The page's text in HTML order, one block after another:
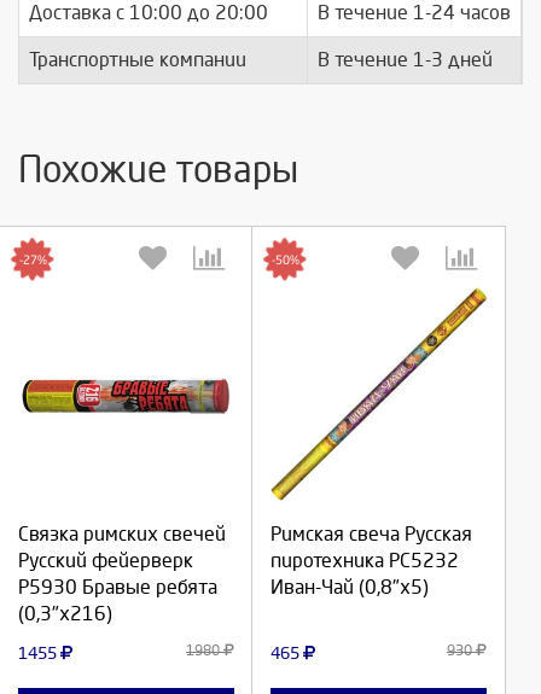
Доставка c 10:00 до 20:00 В течение 1-24 часов
Транспортные компании В течение 1-3 дней
Похожие товары
Связка римских свечей
Русский фейерверк
Р5930 Бравые ребята
(0,3"х216)
-27%
1455 1980
Продолжить
Отмена
Римская свеча Русская
пиротехника РС5232
Иван-Чай (0,8"х5)
-50%
465 930
Выберите количество:
Продолжить
Отмена